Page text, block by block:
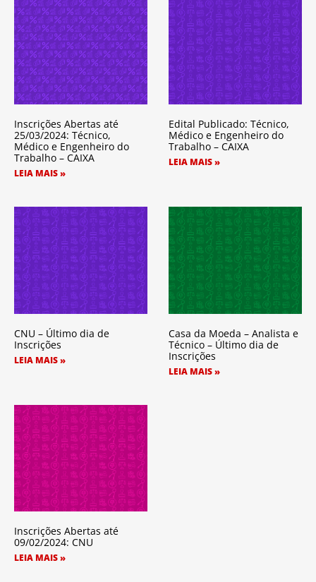
Inscrições Abertas até
25/03/2024: Técnico,
Médico e Engenheiro do
Trabalho – CAIXA
LEIA MAIS »
Edital Publicado: Técnico,
Médico e Engenheiro do
Trabalho – CAIXA
LEIA MAIS »
CNU – Último dia de
Inscrições
LEIA MAIS »
Casa da Moeda – Analista e
Técnico – Último dia de
Inscrições
LEIA MAIS »
Inscrições Abertas até
09/02/2024: CNU
LEIA MAIS »